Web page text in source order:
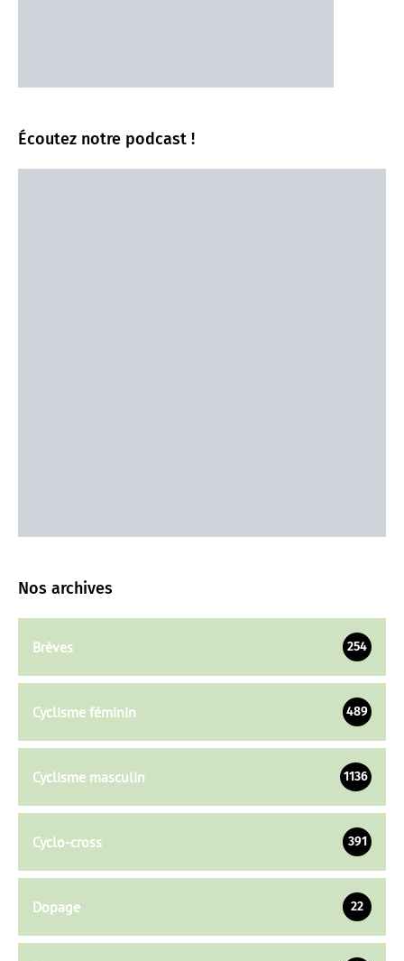
Écoutez notre podcast !
Nos archives
Brèves 254
Cyclisme féminin 489
Cyclisme masculin 1136
Cyclo-cross 391
Dopage 22